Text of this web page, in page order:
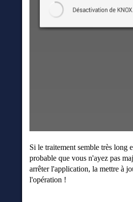
Si le traitement semble très long
probable que vous n'ayez pas maj
arrêter l'application, la mettre à
l'opération !